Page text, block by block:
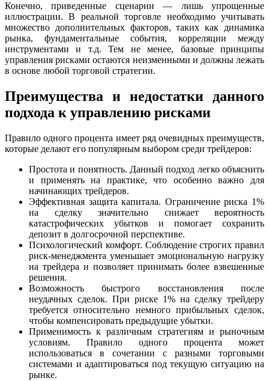
Конечно, приведенные сценарии — лишь упрощенные
иллюстрации. В реальной торговле необходимо учитывать
множество дополнительных факторов, таких как динамика
рынка, фундаментальные события, корреляции между
инструментами и т.д. Тем не менее, базовые принципы
управления рисками остаются неизменными и должны лежать
в основе любой торговой стратегии.
Преимущества и недостатки данного
подхода к управлению рисками
Правило одного процента имеет ряд очевидных преимуществ,
которые делают его популярным выбором среди трейдеров:
Простота и понятность. Данный подход легко объяснить
и применять на практике, что особенно важно для
начинающих трейдеров.
Эффективная защита капитала. Ограничение риска 1%
на сделку значительно снижает вероятность
катастрофических убытков и помогает сохранить
депозит в долгосрочной перспективе.
Психологический комфорт. Соблюдение строгих правил
риск-менеджмента уменьшает эмоциональную нагрузку
на трейдера и позволяет принимать более взвешенные
решения.
Возможность быстрого восстановления после
неудачных сделок. При риске 1% на сделку трейдеру
требуется относительно немного прибыльных сделок,
чтобы компенсировать предыдущие убытки.
Применимость к различным стратегиям и рыночным
условиям. Правило одного процента может
использоваться в сочетании с разными торговыми
системами и адаптироваться под текущую ситуацию на
рынке.